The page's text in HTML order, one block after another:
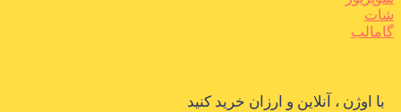
شات
گامالب
با اوژن ، آنلاین و ارزان خرید کنید